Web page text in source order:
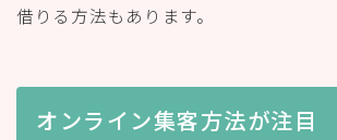
借りる方法もあります。
オンライン集客方法が注目